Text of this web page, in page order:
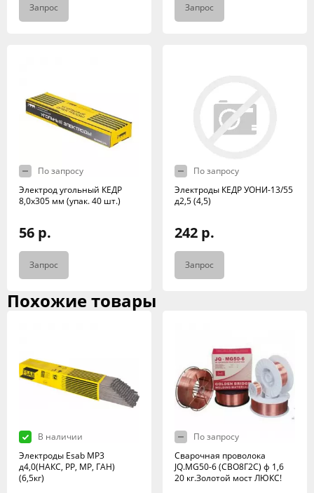
Запрос Запрос
По запросу
Электрод угольный КЕДР
8,0х305 мм (упак. 40 шт.)
56 р.
Запрос
По запросу
Электроды КЕДР УОНИ-13/55
д2,5 (4,5)
242 р.
Запрос
Похожие товары
В наличии
Электроды Esab МР3
д4,0(НАКС, РР, МР, ГАН)
(6,5кг)
По запросу
Сварочная проволока
JQ.MG50-6 (СВО8Г2С) ф 1,6
20 кг.Золотой мост ЛЮКС!